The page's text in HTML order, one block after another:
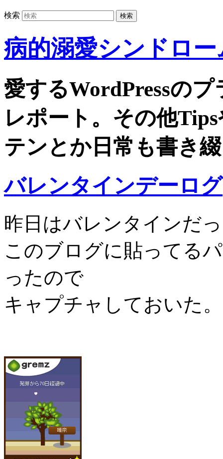
検索
病的溺愛シンドロー
愛するWordPressの
レポート。その他
テンとか日常も書き
バレンタインデーログ
昨日はバレンタインだ
このブログに貼ってる
ったので
キャプチャしておいた。